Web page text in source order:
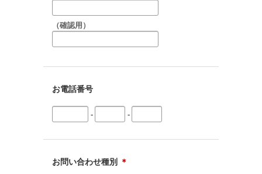
（確認用）
お電話番号
- -
お問い合わせ種別 ＊